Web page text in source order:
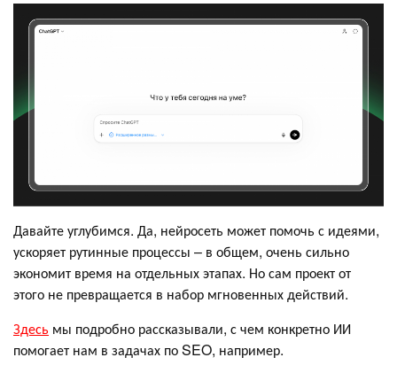
Давайте углубимся. Да, нейросеть может помочь с идеями,
ускоряет рутинные процессы – в общем, очень сильно
экономит время на отдельных этапах. Но сам проект от
этого не превращается в набор мгновенных действий.
Здесь мы подробно рассказывали, с чем конкретно ИИ
помогает нам в задачах по SEO, например.